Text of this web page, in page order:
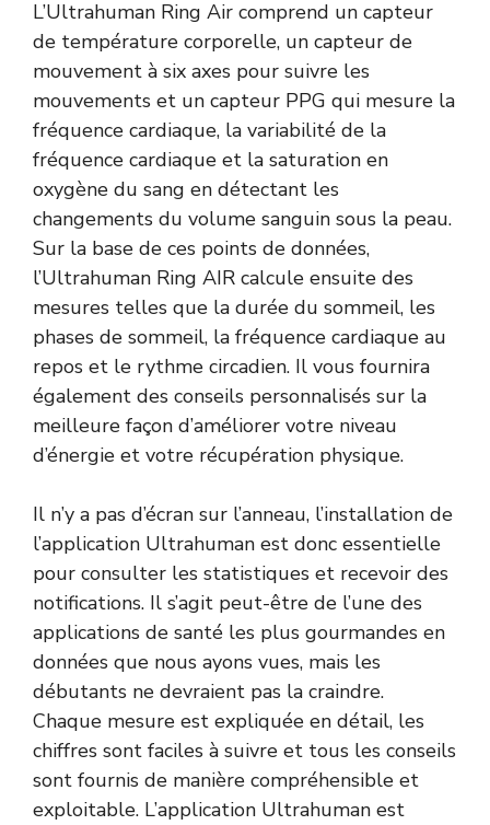
L’Ultrahuman Ring Air comprend un capteur
de température corporelle, un capteur de
mouvement à six axes pour suivre les
mouvements et un capteur PPG qui mesure la
fréquence cardiaque, la variabilité de la
fréquence cardiaque et la saturation en
oxygène du sang en détectant les
changements du volume sanguin sous la peau.
Sur la base de ces points de données,
l’Ultrahuman Ring AIR calcule ensuite des
mesures telles que la durée du sommeil, les
phases de sommeil, la fréquence cardiaque au
repos et le rythme circadien. Il vous fournira
également des conseils personnalisés sur la
meilleure façon d’améliorer votre niveau
d’énergie et votre récupération physique.
Il n’y a pas d’écran sur l’anneau, l’installation de
l’application Ultrahuman est donc essentielle
pour consulter les statistiques et recevoir des
notifications. Il s’agit peut-être de l’une des
applications de santé les plus gourmandes en
données que nous ayons vues, mais les
débutants ne devraient pas la craindre.
Chaque mesure est expliquée en détail, les
chiffres sont faciles à suivre et tous les conseils
sont fournis de manière compréhensible et
exploitable. L’application Ultrahuman est